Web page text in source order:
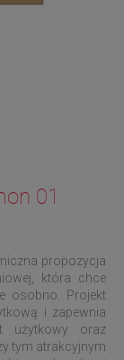
01
propozycja
która chce
osobno. Projekt
i zapewnia
użytkowy oraz
tym atrakcyjnym